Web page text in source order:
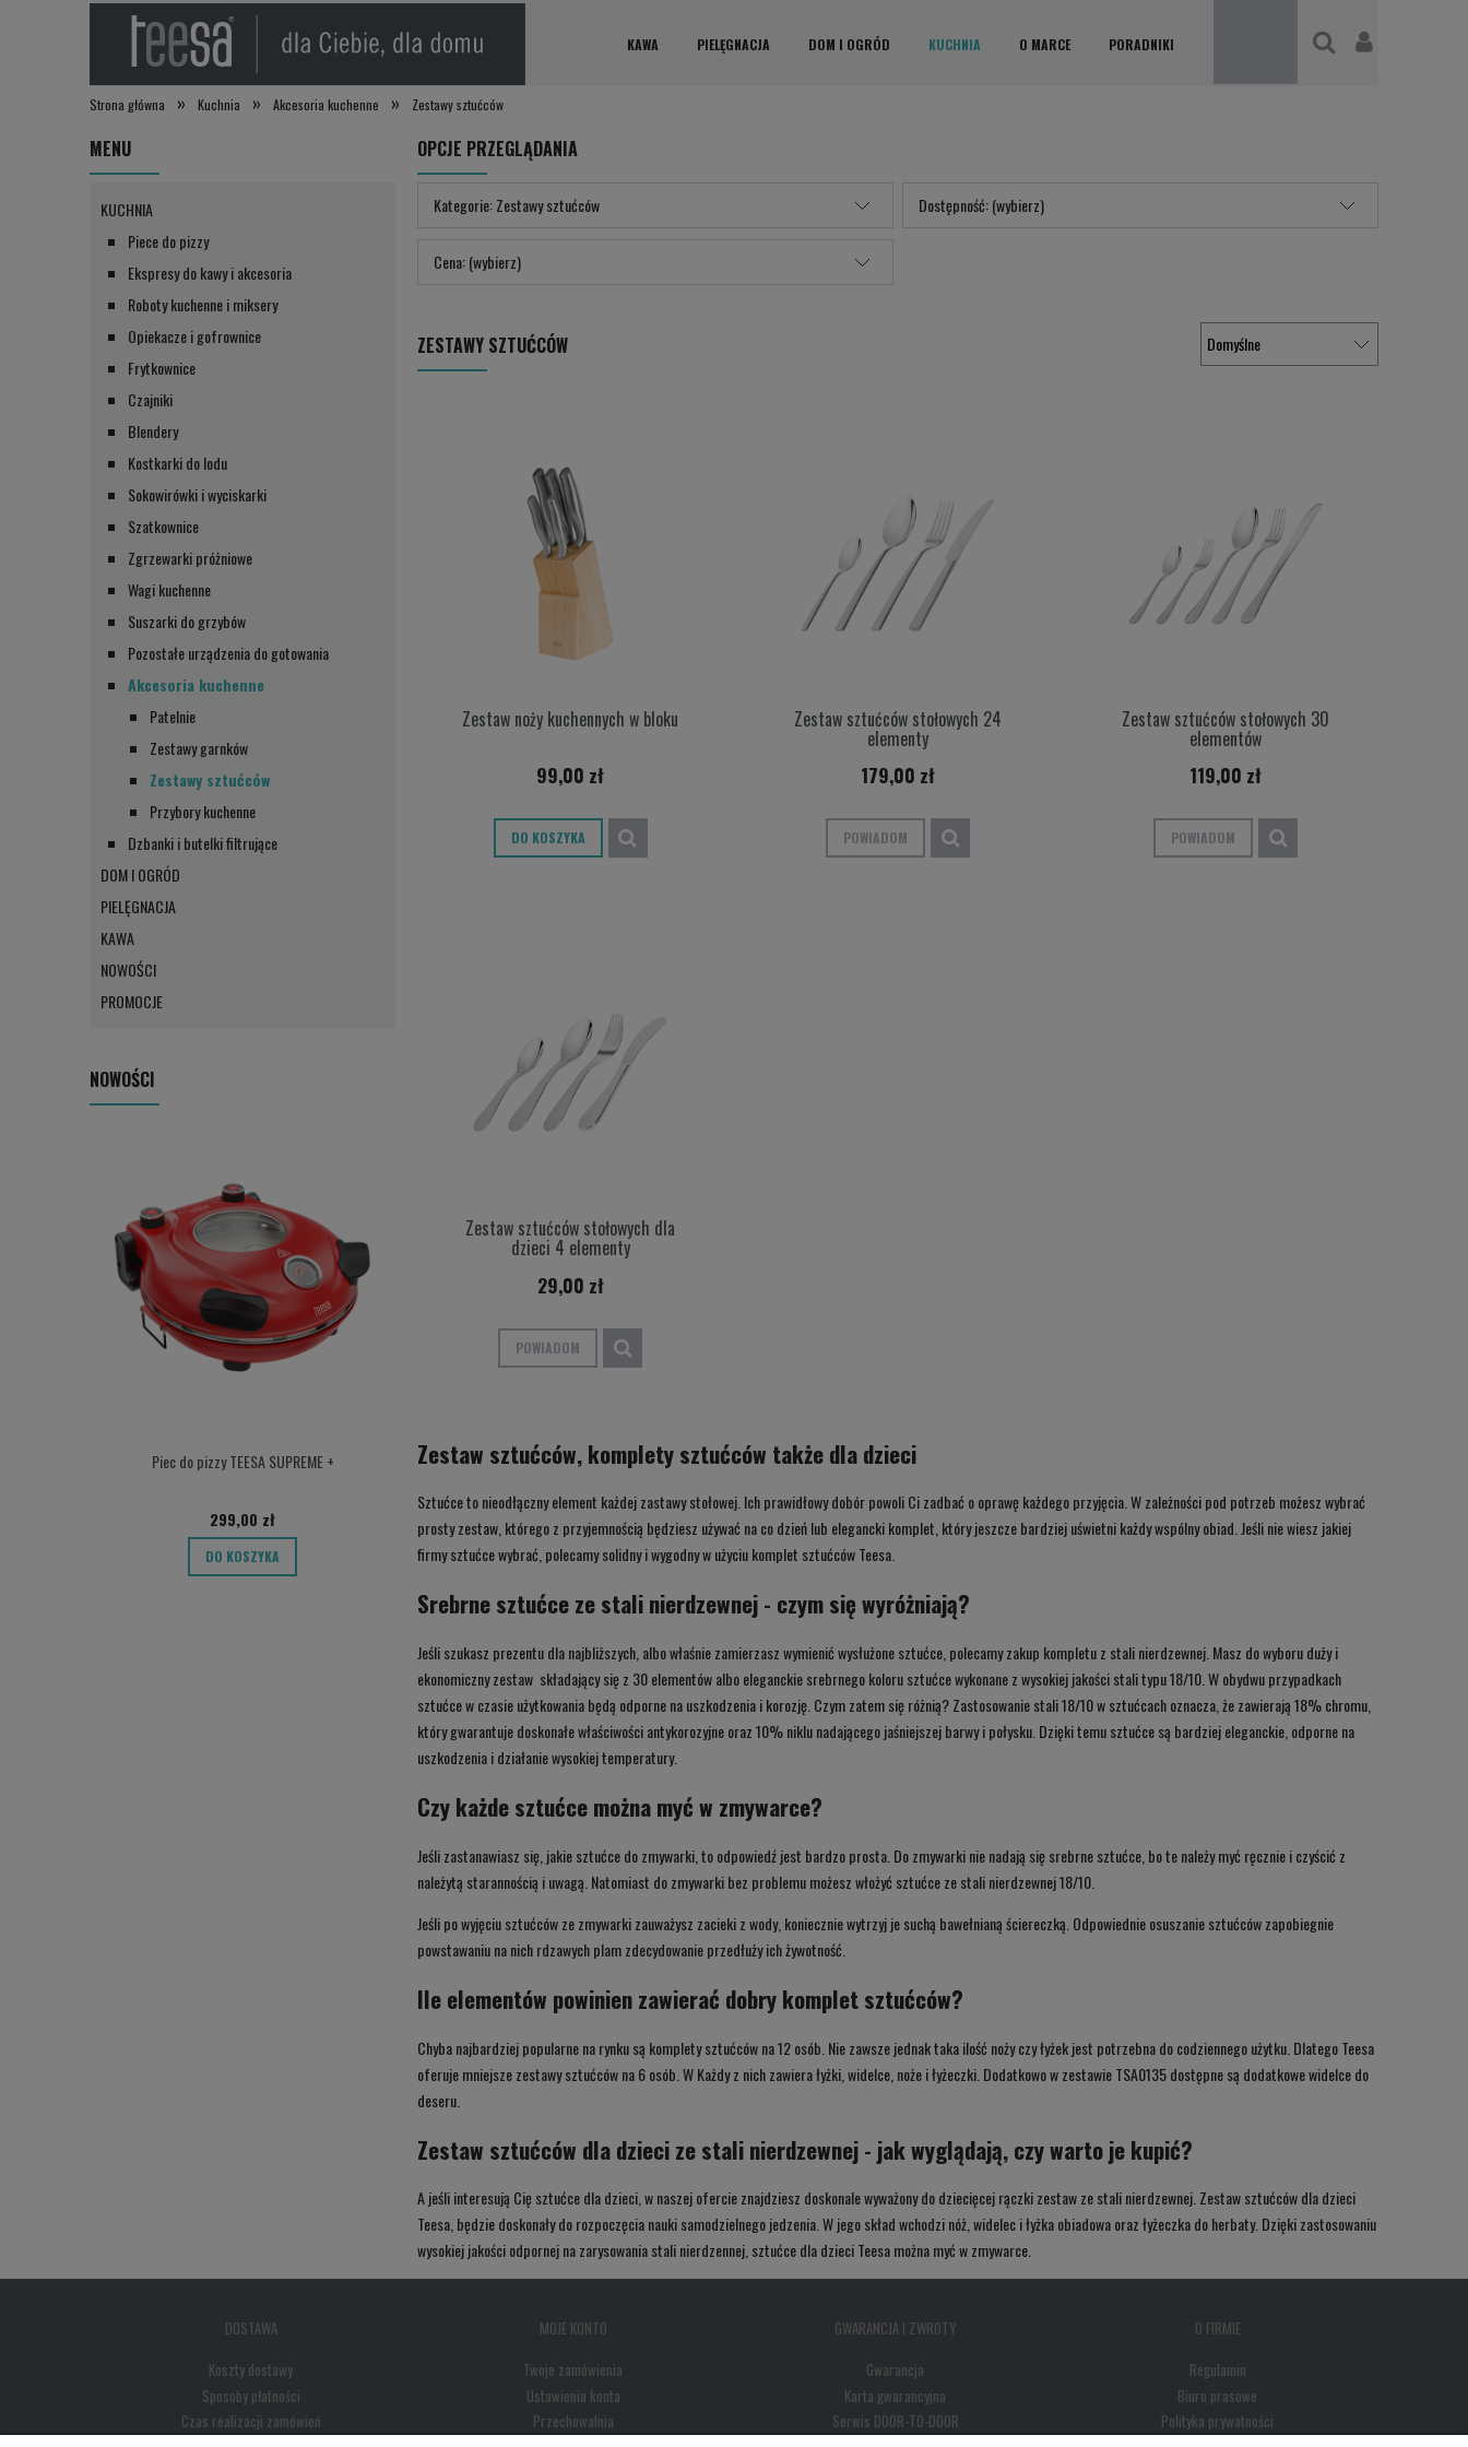
KAWA PIELĘGNACJA DOM I OGRÓD KUCHNIA O MARCE PORADNIKI
Strona główna » Kuchnia » Akcesoria kuchenne » Zestawy sztućców
MENU
KUCHNIA
Piece do pizzy
Ekspresy do kawy i akcesoria
Roboty kuchenne i miksery
Opiekacze i gofrownice
Frytkownice
Czajniki
Blendery
Kostkarki do lodu
Sokowirówki i wyciskarki
Szatkownice
Zgrzewarki próżniowe
Wagi kuchenne
Suszarki do grzybów
Pozostałe urządzenia do gotowania
Akcesoria kuchenne
Patelnie
Zestawy garnków
Zestawy sztućców
Przybory kuchenne
Dzbanki i butelki filtrujące
DOM I OGRÓD
PIELĘGNACJA
KAWA
NOWOŚCI
PROMOCJE
NOWOŚCI
Piec do pizzy TEESA SUPREME +
299,00 zł
DO KOSZYKA
Przepływowy podgrzewacz wody - bateria stojąca
239,00 zł
DO KOSZYKA
OPCJE PRZEGLĄDANIA
Kategorie: Zestawy sztućców Dostępność: (wybierz)
Cena: (wybierz)
ZESTAWY SZTUĆCÓW
Zestaw noży kuchennych w bloku
99,00 zł
DO KOSZYKA
Zestaw sztućców stołowych 24
elementy
179,00 zł
POWIADOM
Zestaw sztućców stołowych 30
elementów
119,00 zł
POWIADOM
Zestaw sztućców stołowych dla
dzieci 4 elementy
29,00 zł
POWIADOM
Zestaw sztućców, komplety sztućców także dla dzieci
Sztućce to nieodłączny element każdej zastawy stołowej. Ich prawidłowy dobór powoli Ci zadbać o oprawę każdego przyjęcia. W zależności pod potrzeb możesz wybrać
prosty zestaw, którego z przyjemnością będziesz używać na co dzień lub elegancki komplet, który jeszcze bardziej uświetni każdy wspólny obiad. Jeśli nie wiesz jakiej
firmy sztućce wybrać, polecamy solidny i wygodny w użyciu komplet sztućców Teesa.
Srebrne sztućce ze stali nierdzewnej - czym się wyróżniają?
Jeśli szukasz prezentu dla najbliższych, albo właśnie zamierzasz wymienić wysłużone sztućce, polecamy zakup kompletu z stali nierdzewnej. Masz do wyboru duży i
ekonomiczny zestaw składający się z 30 elementów albo eleganckie srebrnego koloru sztućce wykonane z wysokiej jakości stali typu 18/10. W obydwu przypadkach
sztućce w czasie użytkowania będą odporne na uszkodzenia i korozję. Czym zatem się różnią? Zastosowanie stali 18/10 w sztućcach oznacza, że zawierają 18% chromu,
który gwarantuje doskonałe właściwości antykorozyjne oraz 10% niklu nadającego jaśniejszej barwy i połysku. Dzięki temu sztućce są bardziej eleganckie, odporne na
uszkodzenia i działanie wysokiej temperatury.
Czy każde sztućce można myć w zmywarce?
Jeśli zastanawiasz się, jakie sztućce do zmywarki, to odpowiedź jest bardzo prosta. Do zmywarki nie nadają się srebrne sztućce, bo te należy myć ręcznie i czyścić z
należytą starannością i uwagą. Natomiast do zmywarki bez problemu możesz włożyć sztućce ze stali nierdzewnej 18/10.
Jeśli po wyjęciu sztućców ze zmywarki zauważysz zacieki z wody, koniecznie wytrzyj je suchą bawełnianą ściereczką. Odpowiednie osuszanie sztućców zapobiegnie
powstawaniu na nich rdzawych plam zdecydowanie przedłuży ich żywotność.
Ile elementów powinien zawierać dobry komplet sztućców?
Chyba najbardziej popularne na rynku są komplety sztućców na 12 osób. Nie zawsze jednak taka ilość noży czy łyżek jest potrzebna do codziennego użytku. Dlatego Teesa
oferuje mniejsze zestawy sztućców na 6 osób. W Każdy z nich zawiera łyżki, widelce, noże i łyżeczki. Dodatkowo w zestawie TSA0135 dostępne są dodatkowe widelce do
deseru.
Zestaw sztućców dla dzieci ze stali nierdzewnej - jak wyglądają, czy warto je kupić?
A jeśli interesują Cię sztućce dla dzieci, w naszej ofercie znajdziesz doskonale wyważony do dziecięcej rączki zestaw ze stali nierdzewnej. Zestaw sztućców dla dzieci
Teesa, będzie doskonały do rozpoczęcia nauki samodzielnego jedzenia. W jego skład wchodzi nóż, widelec i łyżka obiadowa oraz łyżeczka do herbaty. Dzięki zastosowaniu
wysokiej jakości odpornej na zarysowania stali nierdzennej, sztućce dla dzieci Teesa można myć w zmywarce.
DOSTAWA
Koszty dostawy
Sposoby płatności
Czas realizacji zamówień
MOJE KONTO
Twoje zamówienia
Ustawienia konta
Przechowalnia
GWARANCJA I ZWROTY
Gwarancja
Karta gwarancyjna
Serwis DOOR-TO-DOOR
O FIRMIE
Regulamin
Biuro prasowe
Polityka prywatności